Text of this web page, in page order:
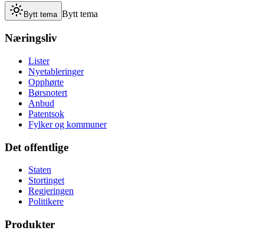
Bytt tema Bytt tema
Næringsliv
Lister
Nyetableringer
Opphørte
Børsnotert
Anbud
Patentsok
Fylker og kommuner
Det offentlige
Staten
Stortinget
Regjeringen
Politikere
Produkter